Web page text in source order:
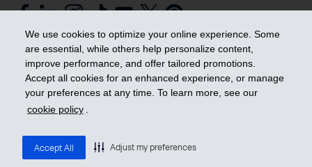
We use cookies to optimize your online experience. Some
are essential, while others help personalize content,
improve performance, and offer tailored promotions.
Accept all cookies for an enhanced experience, or manage
your preferences at any time. To learn more, see our
cookie policy .
Accept All Adjust my preferences
Prendre les devants
Groupe financier. Tous droits réservés.